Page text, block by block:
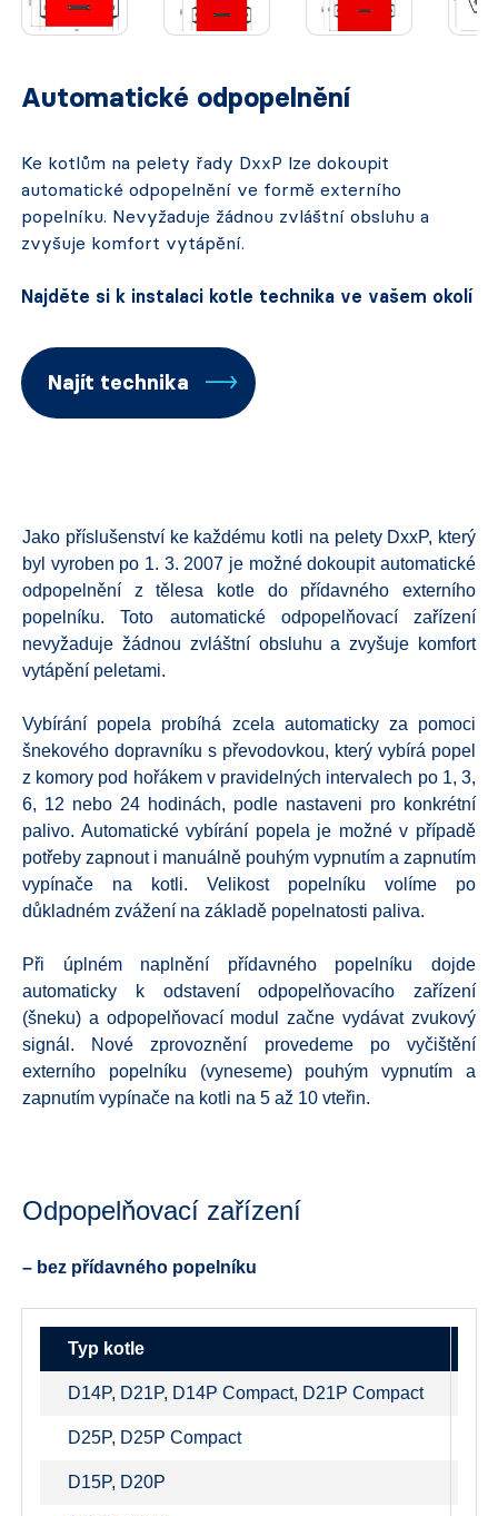
Automatické odpopelnění
Ke kotlům na pelety řady DxxP lze dokoupit
automatické odpopelnění ve formě externího
popelníku. Nevyžaduje žádnou zvláštní obsluhu a
zvyšuje komfort vytápění.
Najděte si k instalaci kotle technika ve vašem okolí
Najít technika
Jako příslušenství ke každému kotli na pelety DxxP, který
byl vyroben po 1. 3. 2007 je možné dokoupit automatické
odpopelnění z tělesa kotle do přídavného externího
popelníku. Toto automatické odpopelňovací zařízení
nevyžaduje žádnou zvláštní obsluhu a zvyšuje komfort
vytápění peletami.
Vybírání popela probíhá zcela automaticky za pomoci
šnekového dopravníku s převodovkou, který vybírá popel
z komory pod hořákem v pravidelných intervalech po 1, 3,
6, 12 nebo 24 hodinách, podle nastaveni pro konkrétní
palivo. Automatické vybírání popela je možné v případě
potřeby zapnout i manuálně pouhým vypnutím a zapnutím
vypínače na kotli. Velikost popelníku volíme po
důkladném zvážení na základě popelnatosti paliva.
Při úplném naplnění přídavného popelníku dojde
automaticky k odstavení odpopelňovacího zařízení
(šneku) a odpopelňovací modul začne vydávat zvukový
signál. Nové zprovoznění provedeme po vyčištění
externího popelníku (vyneseme) pouhým vypnutím a
zapnutím vypínače na kotli na 5 až 10 vteřin.
Odpopelňovací zařízení
– bez přídavného popelníku
Typ kotle
D14P, D21P, D14P Compact, D21P Compact
D25P, D25P Compact
D15P, D20P